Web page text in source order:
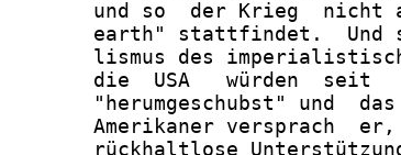
und so  der Krieg  nicht
earth" stattfindet.  Und
lismus des
die  USA   würden  seit
"herumgeschubst" und
Amerikaner versprach
rückhaltlose